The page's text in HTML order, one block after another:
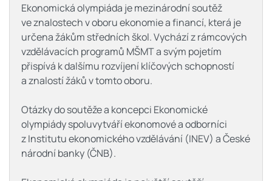
Ekonomická olympiáda je mezinárodní soutěž
ve znalostech v oboru ekonomie a financí, která je
určena žákům středních škol. Vychází z rámcových
vzdělávacích programů MŠMT a svým pojetím
přispívá k dalšímu rozvíjení klíčových schopností
a znalostí žáků v tomto oboru.
Otázky do soutěže a koncepci Ekonomické
olympiády spoluvytváří ekonomové a odborníci
z Institutu ekonomického vzdělávání (INEV) a České
národní banky (ČNB).